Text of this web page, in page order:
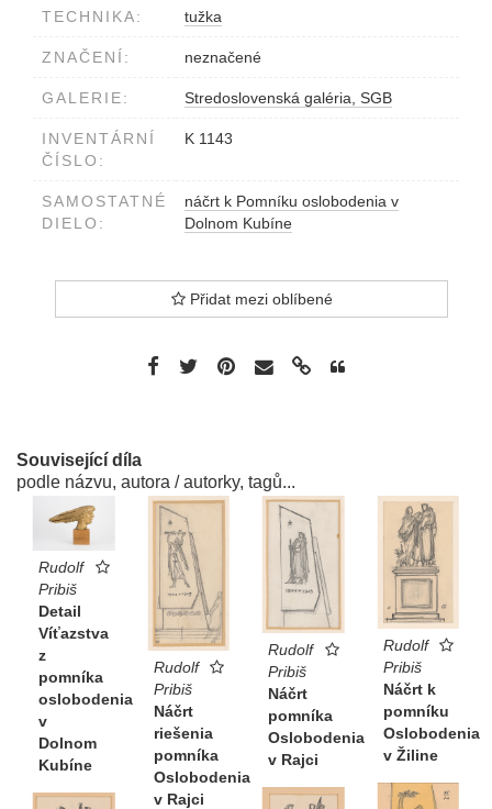
TECHNIKA: tužka
ZNAČENÍ: neznačené
GALERIE: Stredoslovenská galéria, SGB
INVENTÁRNÍ
ČÍSLO:
K 1143
SAMOSTATNÉ
DIELO:
náčrt k Pomníku oslobodenia v
Dolnom Kubíne
Přidat mezi oblíbené
Související díla
podle názvu, autora / autorky, tagů...
Rudolf
Pribiš
Detail
Víťazstva
z
pomníka
oslobodenia
v
Dolnom
Kubíne
Rudolf
Pribiš
Náčrt
riešenia
pomníka
Oslobodenia
v Rajci
Rudolf
Pribiš
Náčrt
pomníka
Oslobodenia
v Rajci
Rudolf
Pribiš
Náčrt k
pomníku
Oslobodenia
v Žiline